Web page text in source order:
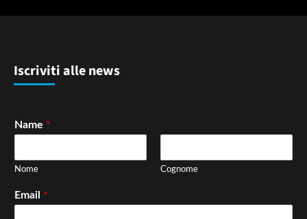
Iscriviti alle news
Name *
Nome Cognome
Email *